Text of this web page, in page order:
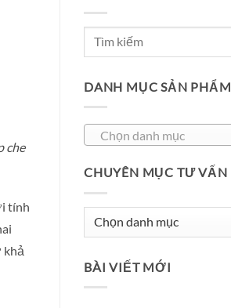
che
tính
khả
DANH MỤC SẢN PHẨM
Chọn danh mục
CHUYÊN MỤC TƯ VẤN
Chuyên
Mục
Vấn
BÀI VIẾT MỚI